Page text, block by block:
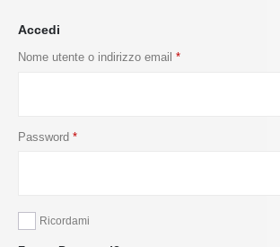
Accedi
Nome utente o indirizzo email *
Password *
Ricordami